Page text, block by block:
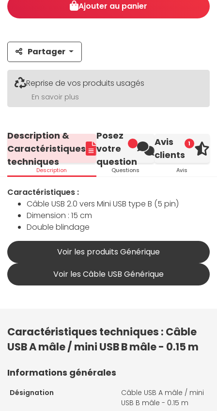
Ajouter au panier
Partager
Reprise de vos produits usagés
En savoir plus
Description &
Caractéristiques
techniques
Description
Posez
votre
question
Questions
1
Avis
clients
Avis
Caractéristiques :
Câble USB 2.0 vers Mini USB type B (5 pin)
Dimension : 15 cm
Double blindage
Voir les produits Générique
Voir les Câble USB Générique
Caractéristiques techniques : Câble
USB A mâle / mini USB B mâle - 0.15 m
Informations générales
Désignation
Câble USB A mâle / mini
USB B mâle - 0.15 m